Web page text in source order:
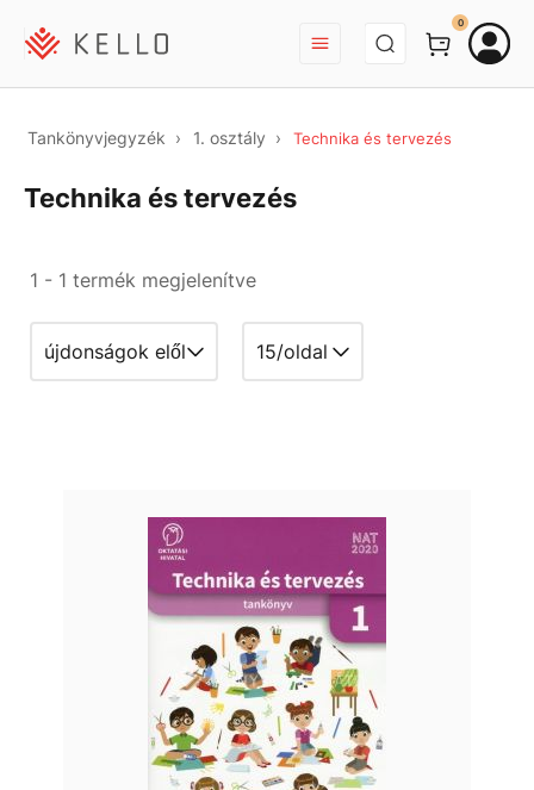
BEJELENTKEZÉS
0
Tankönyvjegyzék 1. osztály Technika és tervezés
Technika és tervezés
1 - 1 termék megjelenítve